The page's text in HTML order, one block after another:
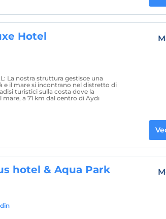
Hotel
La nostra struttura gestisce una
il mare si incontrano nel distretto di
turistici sulla costa dove la
a 71 km dal centro di Aydı
hotel & Aqua Park